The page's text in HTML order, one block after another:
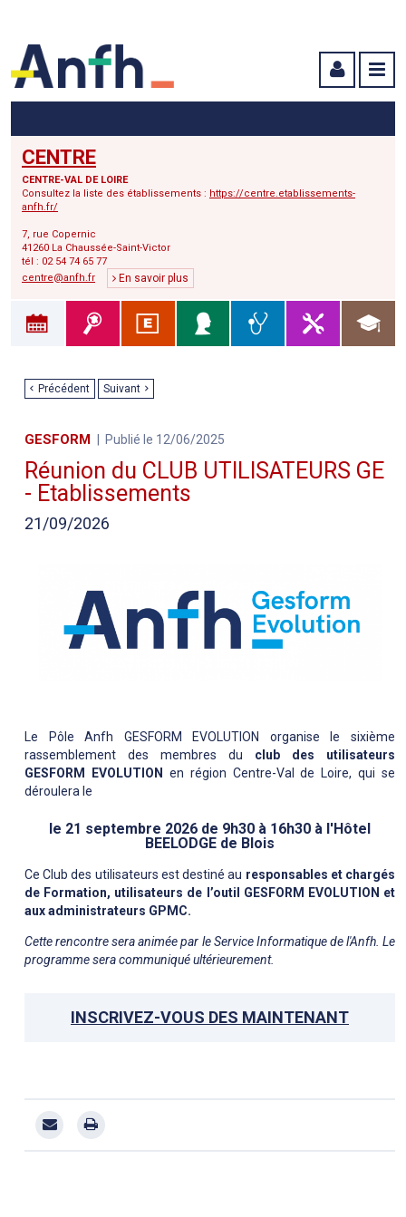
CENTRE
CENTRE-VAL DE LOIRE
Consultez la liste des établissements : https://centre.etablissements-
anfh.fr/
7, rue Copernic
41260 La Chaussée-Saint-Victor
tél : 02 54 74 65 77
centre@anfh.fr
En savoir plus
Précédent Suivant
GESFORM Publié le 12/06/2025
Réunion du CLUB UTILISATEURS GE
- Etablissements
21/09/2026
Le Pôle Anfh GESFORM EVOLUTION organise le sixième
rassemblement des membres du club des utilisateurs
GESFORM EVOLUTION
en région Centre-Val de Loire, qui se
déroulera le
le 21 septembre 2026 de 9h30 à 16h30 à l'Hôtel
BEELODGE de Blois
Ce Club des utilisateurs est destiné au responsables et chargés
de Formation, utilisateurs de l’outil GESFORM EVOLUTION et
aux administrateurs GPMC.
Cette rencontre sera animée par le Service Informatique de l'Anfh. Le
programme sera communiqué ultérieurement.
INSCRIVEZ-VOUS DES MAINTENANT